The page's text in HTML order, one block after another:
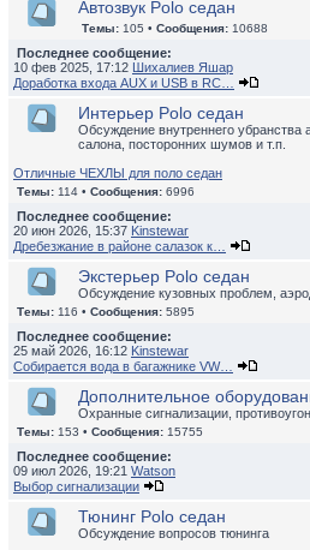
Автозвук Polo седан
Темы: 105 • Сообщения: 10688
Последнее сообщение:
10 фев 2025, 17:12 Шихалиев Яшар
Доработка входа AUX и USB в RC…
Интерьер Polo седан
Обсуждение внутреннего
салона, посторонних шумов и т.п.
Отличные ЧЕХЛЫ для поло седан
Темы: 114 • Сообщения: 6996
Последнее сообщение:
20 июн 2026, 15:37 Kinstewar
Дребезжание в районе салазок к…
Экстерьер Polo седан
Обсуждение кузовных проблем,
Темы: 116 • Сообщения: 5895
Последнее сообщение:
25 май 2026, 16:12 Kinstewar
Собирается вода в багажнике VW…
Дополнительное
Охранные сигнализации,
Темы: 153 • Сообщения: 15755
Последнее сообщение:
09 июл 2026, 19:21 Watson
Выбор сигнализации
Тюнинг Polo седан
Обсуждение вопросов тюнинга